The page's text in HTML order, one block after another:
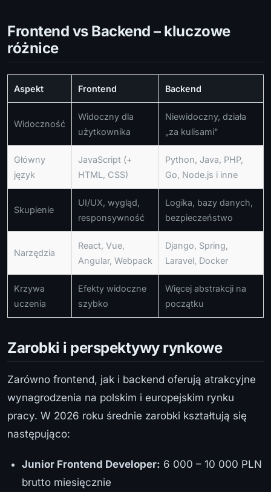
Frontend vs Backend – kluczowe
różnice
Aspekt Frontend Backend
Widoczność
Widoczny dla
użytkownika
Niewidoczny, działa
„za kulisami"
Główny
język
JavaScript (+
HTML, CSS)
Python, Java, PHP,
Go, Node.js i inne
Skupienie
UI/UX, wygląd,
responsywność
Logika, bazy danych,
bezpieczeństwo
Narzędzia
React, Vue,
Angular, Webpack
Django, Spring,
Laravel, Docker
Krzywa
uczenia
Efekty widoczne
szybko
Więcej abstrakcji na
początku
Zarobki i perspektywy rynkowe
Zarówno frontend, jak i backend oferują atrakcyjne
wynagrodzenia na polskim i europejskim rynku
pracy. W 2026 roku średnie zarobki kształtują się
następująco:
Junior Frontend Developer: 6 000 – 10 000 PLN
brutto miesięcznie